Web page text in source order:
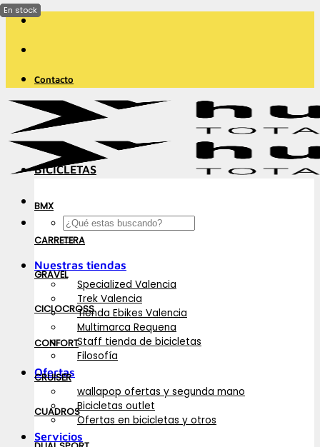
Saltar
contenido
Contacto
Buscar
por:
Nuestras tiendas
Specialized Valencia
Trek Valencia
Tienda Ebikes Valencia
Multimarca Requena
Staff tienda de bicicletas
Filosofía
Ofertas
wallapop ofertas y segunda mano
Bicicletas outlet
Ofertas en bicicletas y otros
Servicios
BICICLETAS
BMX
CARRETERA
GRAVEL
CICLOCROSS
CONFORT
CRUISER
CUADROS